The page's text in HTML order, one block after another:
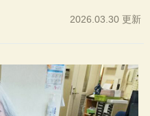
2026.03.30 更新